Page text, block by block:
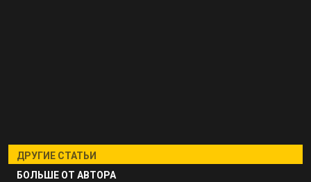
ДРУГИЕ СТАТЬИ
БОЛЬШЕ ОТ АВТОРА